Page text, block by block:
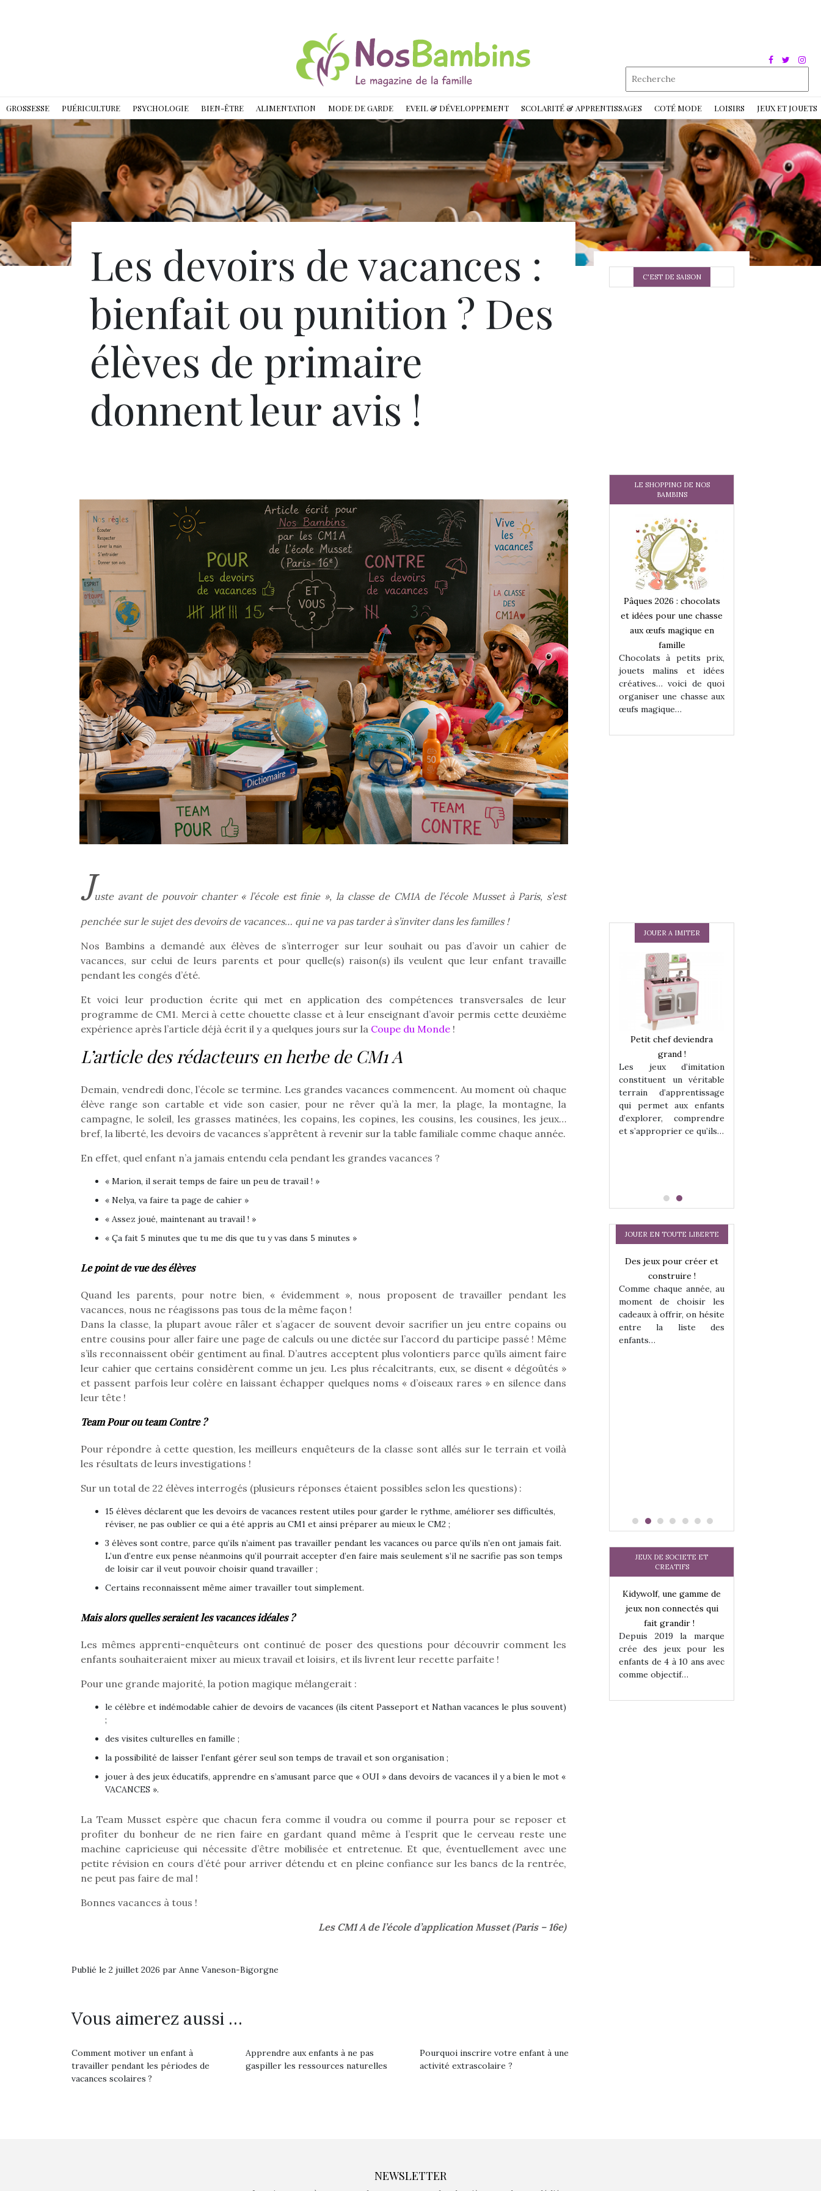
GROSSESSE PUÉRICULTURE PSYCHOLOGIE BIEN-ÊTRE ALIMENTATION MODE DE GARDE EVEIL & DÉVELOPPEMENT SCOLARITÉ & APPRENTISSAGES COTÉ MODE LOISIRS JEUX ET JOUETS
Les devoirs de vacances :
bienfait ou punition ? Des
élèves de primaire
donnent leur avis !
Juste avant de pouvoir chanter « l’école est finie », la classe de CM1A de l’école Musset à Paris, s’est
penchée sur le sujet des devoirs de vacances… qui ne va pas tarder à s’inviter dans les familles !
Nos Bambins a demandé aux élèves de s’interroger sur leur souhait ou pas d’avoir un cahier de
vacances, sur celui de leurs parents et pour quelle(s) raison(s) ils veulent que leur enfant travaille
pendant les congés d’été.
Et voici leur production écrite qui met en application des compétences transversales de leur
programme de CM1. Merci à cette chouette classe et à leur enseignant d’avoir permis cette deuxième
expérience après l’article déjà écrit il y a quelques jours sur la Coupe du Monde !
L’article des rédacteurs en herbe de CM1 A
Demain, vendredi donc, l’école se termine. Les grandes vacances commencent. Au moment où chaque
élève range son cartable et vide son casier, pour ne rêver qu’à la mer, la plage, la montagne, la
campagne, le soleil, les grasses matinées, les copains, les copines, les cousins, les cousines, les jeux…
bref, la liberté, les devoirs de vacances s’apprêtent à revenir sur la table familiale comme chaque année.
En effet, quel enfant n’a jamais entendu cela pendant les grandes vacances ?
« Marion, il serait temps de faire un peu de travail ! »
« Nelya, va faire ta page de cahier »
« Assez joué, maintenant au travail ! »
« Ça fait 5 minutes que tu me dis que tu y vas dans 5 minutes »
Le point de vue des élèves
Quand les parents, pour notre bien, « évidemment », nous proposent de travailler pendant les
vacances, nous ne réagissons pas tous de la même façon !
Dans la classe, la plupart avoue râler et s’agacer de souvent devoir sacrifier un jeu entre copains ou
entre cousins pour aller faire une page de calculs ou une dictée sur l’accord du participe passé ! Même
s’ils reconnaissent obéir gentiment au final. D’autres acceptent plus volontiers parce qu’ils aiment faire
leur cahier que certains considèrent comme un jeu. Les plus récalcitrants, eux, se disent « dégoûtés »
et passent parfois leur colère en laissant échapper quelques noms « d’oiseaux rares » en silence dans
leur tête !
Team Pour ou team Contre ?
Pour répondre à cette question, les meilleurs enquêteurs de la classe sont allés sur le terrain et voilà
les résultats de leurs investigations !
Sur un total de 22 élèves interrogés (plusieurs réponses étaient possibles selon les questions) :
15 élèves déclarent que les devoirs de vacances restent utiles pour garder le rythme, améliorer ses difficultés,
réviser, ne pas oublier ce qui a été appris au CM1 et ainsi préparer au mieux le CM2 ;
3 élèves sont contre, parce qu’ils n’aiment pas travailler pendant les vacances ou parce qu’ils n’en ont jamais fait.
L’un d’entre eux pense néanmoins qu’il pourrait accepter d’en faire mais seulement s’il ne sacrifie pas son temps
de loisir car il veut pouvoir choisir quand travailler ;
Certains reconnaissent même aimer travailler tout simplement.
Mais alors quelles seraient les vacances idéales ?
Les mêmes apprenti-enquêteurs ont continué de poser des questions pour découvrir comment les
enfants souhaiteraient mixer au mieux travail et loisirs, et ils livrent leur recette parfaite !
Pour une grande majorité, la potion magique mélangerait :
le célèbre et indémodable cahier de devoirs de vacances (ils citent Passeport et Nathan vacances le plus souvent)
;
des visites culturelles en famille ;
la possibilité de laisser l’enfant gérer seul son temps de travail et son organisation ;
jouer à des jeux éducatifs, apprendre en s’amusant parce que « OUI » dans devoirs de vacances il y a bien le mot «
VACANCES ».
La Team Musset espère que chacun fera comme il voudra ou comme il pourra pour se reposer et
profiter du bonheur de ne rien faire en gardant quand même à l’esprit que le cerveau reste une
machine capricieuse qui nécessite d’être mobilisée et entretenue. Et que, éventuellement avec une
petite révision en cours d’été pour arriver détendu et en pleine confiance sur les bancs de la rentrée,
ne peut pas faire de mal !
Bonnes vacances à tous !
Les CM1 A de l’école d’application Musset (Paris – 16e)
Publié le 2 juillet 2026 par Anne Vaneson-Bigorgne
Vous aimerez aussi …
Comment motiver un enfant à
travailler pendant les périodes de
vacances scolaires ?
Apprendre aux enfants à ne pas
gaspiller les ressources naturelles
Pourquoi inscrire votre enfant à une
activité extrascolaire ?
C'EST DE SAISON
LE SHOPPING DE NOS
BAMBINS
et idées pour une chasse
aux œufs magique en
famille
Chocolats à petits prix,
jouets malins et idées
créatives… voici de quoi
organiser une chasse aux
œufs magique…
Pâques 2026 : chocolats
et idées pour une chasse
aux œufs magique en
famille
Chocolats à petits prix,
jouets malins et idées
créatives… voici de quoi
organiser une chasse aux
œufs magique…
Pâques 2026 : chocolats
et idées pour une chasse
aux œufs magique en
famille
Chocolats à petits prix,
jouets malins et idées
créatives… voici de quoi
organiser une chasse aux
œufs magique…
JOUER A IMITER
pour les enfants, un
Les peluches quelles
qu’elles soient, sont des
compagnons pour les
enfants. Doudou, meilleur
confident,…
Les jeux d’imitation
terrain d’apprentissage
qui permet aux enfants
d’explorer, comprendre
et s’approprier ce qu’ils…
Les peluches quelles
qu’elles soient, sont des
compagnons pour les
enfants. Doudou, meilleur
Petit chef deviendra
grand !
Les jeux d’imitation
constituent un véritable
terrain d’apprentissage
qui permet aux enfants
d’explorer, comprendre
et s’approprier ce qu’ils…
JOUER EN TOUTE LIBERTE
NextGen, une nouvelle
trottinette mécanique
enfants débordent
occupations n’est pas
activité
ou
Des trampolines pour les
grands et les petits !
Durant les vacances
retour des beaux jours,
pour les enfants de…
successifs, des couvre-
feux à des heures
différentes, des
restrictions de
d’éloignement pendant
presque 15 mois,…
premières grosses
vacances estivales, le
parc, le jardin, la…
qu’un jeu !
L’attrait pour la glisse
les plus petits peuvent
commencer à s’y initier.
La trottinette…
Des jeux pour créer et
construire !
Comme chaque année, au
moment de choisir les
cadeaux à offrir, on hésite
entre la liste des
enfants…
JEUX DE SOCIETE ET
CREATIFS
crée des jeux pour les
enfants de 4 à 10 ans avec
crée des jeux pour les
enfants de 4 à 10 ans avec
Kidywolf, une gamme de
jeux non connectés qui
fait grandir !
Depuis 2019 la marque
crée des jeux pour les
enfants de 4 à 10 ans avec
comme objectif…
NEWSLETTER